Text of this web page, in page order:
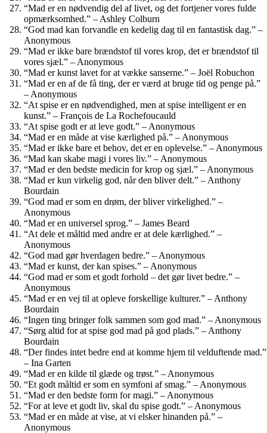
“Mad er en nødvendig del af livet, og det fortjener vores fulde
opmærksomhed.” – Ashley Colburn
“God mad kan forvandle en kedelig dag til en fantastisk dag.” –
Anonymous
“Mad er ikke bare brændstof til vores krop, det er brændstof til
vores sjæl.” – Anonymous
“Mad er kunst lavet for at vække sanserne.” – Joël Robuchon
“Mad er en af ​​de få ting, der er værd at bruge tid og penge på.”
– Anonymous
“At spise er en nødvendighed, men at spise intelligent er en
kunst.” – François de La Rochefoucauld
“At spise godt er at leve godt.” – Anonymous
“Mad er en måde at vise kærlighed på.” – Anonymous
“Mad er ikke bare et behov, det er en oplevelse.” – Anonymous
“Mad kan skabe magi i vores liv.” – Anonymous
“Mad er den bedste medicin for krop og sjæl.” – Anonymous
“Mad er kun virkelig god, når den bliver delt.” – Anthony
Bourdain
“God mad er som en drøm, der bliver virkelighed.” –
Anonymous
“Mad er en universel sprog.” – James Beard
“At dele et måltid med andre er at dele kærlighed.” –
Anonymous
“God mad gør hverdagen bedre.” – Anonymous
“Mad er kunst, der kan spises.” – Anonymous
“God mad er som et godt forhold – det gør livet bedre.” –
Anonymous
“Mad er en vej til at opleve forskellige kulturer.” – Anthony
Bourdain
“Ingen ting bringer folk sammen som god mad.” – Anonymous
“Sørg altid for at spise god mad på god plads.” – Anthony
Bourdain
“Der findes intet bedre end at komme hjem til velduftende mad.”
– Ina Garten
“Mad er en kilde til glæde og trøst.” – Anonymous
“Et godt måltid er som en symfoni af smag.” – Anonymous
“Mad er den bedste form for magi.” – Anonymous
“For at leve et godt liv, skal du spise godt.” – Anonymous
“Mad er en måde at vise, at vi elsker hinanden på.” –
Anonymous